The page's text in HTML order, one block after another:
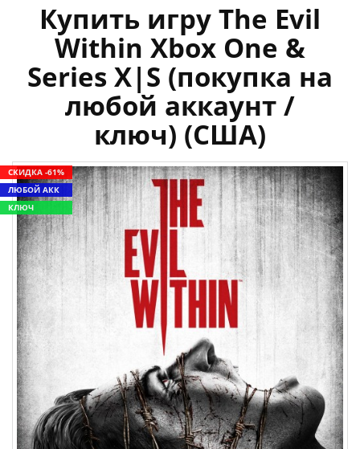
Купить игру The Evil
Within Xbox One &
Series X|S (покупка на
любой аккаунт /
ключ) (США)
СКИДКА -61%
ЛЮБОЙ АКК
КЛЮЧ